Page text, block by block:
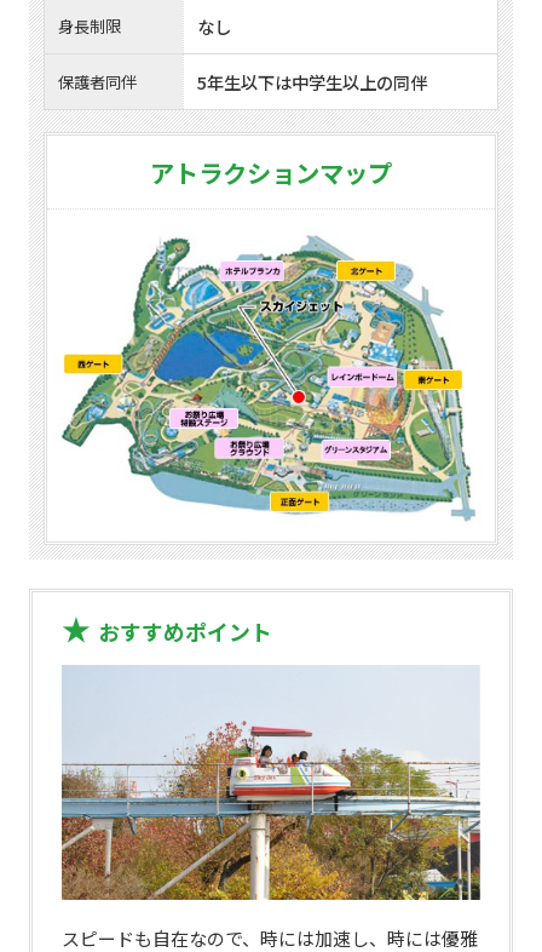
身長制限 なし
保護者同伴 5年生以下は中学生以上の同伴
アトラクションマップ
おすすめポイント
スピードも自在なので、時には加速し、時には優雅